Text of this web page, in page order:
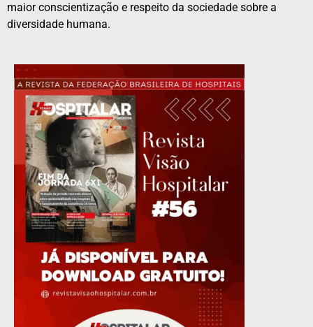
maior conscientização e respeito da sociedade sobre a
diversidade humana.